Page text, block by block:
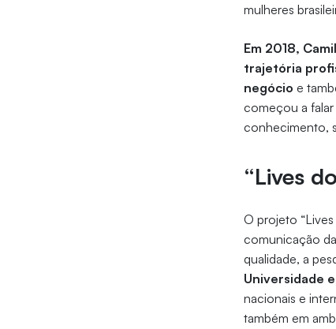
mulheres
Em 2018,
trajetória
negócio e
começou a
conhecimento,
“Lives
O projeto
comunicação
qualidade, a
Universidade
nacionais e
também em